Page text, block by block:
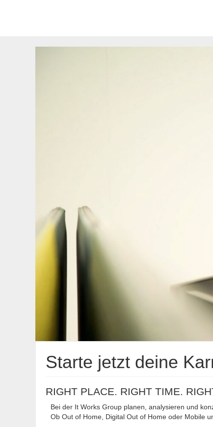
Starte jetzt deine
RIGHT PLACE. RIGHT TIME.
Bei der It Works Group planen, analysieren und
Ob Out of Home, Digital Out of Home oder Mobile